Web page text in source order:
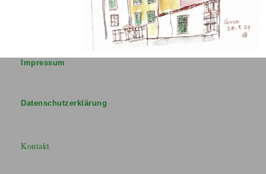
Impressum
Datenschutzerklärung
Kontakt